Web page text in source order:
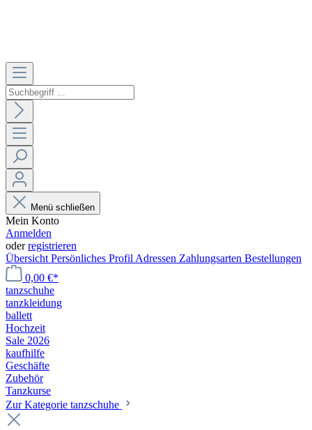
Menü schließen
Mein Konto
Anmelden
oderregistrieren
Übersicht Persönliches Profil Adressen Zahlungsarten Bestellungen
0,00 €*
tanzschuhe
tanzkleidung
ballett
Hochzeit
Sale 2026
kaufhilfe
Geschäfte
Zubehör
Tanzkurse
Zur Kategorie tanzschuhe